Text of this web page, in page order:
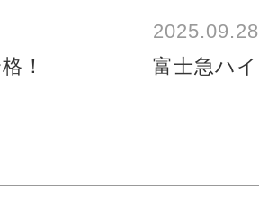
！
2025.09.28
富士急ハ